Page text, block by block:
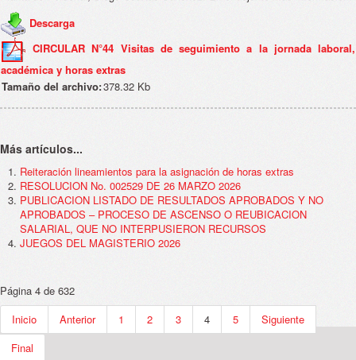
Descarga
CIRCULAR N°44 Visitas de seguimiento a la jornada laboral,
académica y horas extras
Tamaño del archivo:378.32 Kb
Más artículos...
Reiteración lineamientos para la asignación de horas extras
RESOLUCION No. 002529 DE 26 MARZO 2026
PUBLICACION LISTADO DE RESULTADOS APROBADOS Y NO
APROBADOS – PROCESO DE ASCENSO O REUBICACION
SALARIAL, QUE NO INTERPUSIERON RECURSOS
JUEGOS DEL MAGISTERIO 2026
Página 4 de 632
Inicio
Anterior 1 2 3 4 5
Siguiente
Final